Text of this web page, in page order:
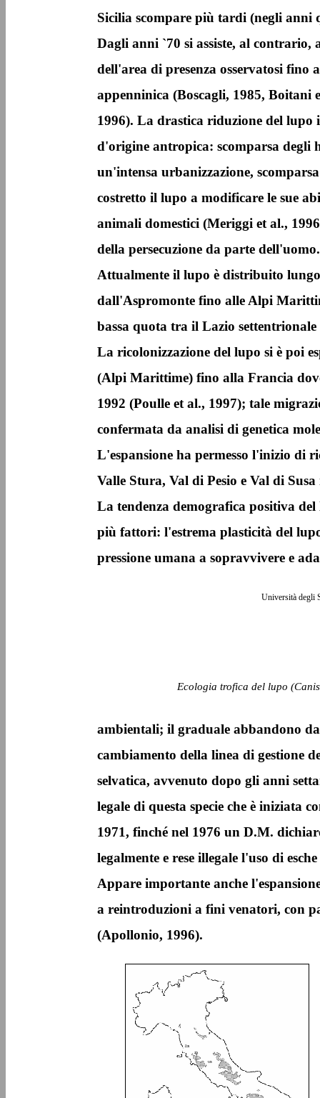
Università degli
Sicilia scompare più tardi (negli anni
Dagli anni `70 si assiste, al contrario,
dell'area di presenza osservatosi
appenninica (Boscagli, 1985, Boitani
1996). La drastica riduzione del lupo
d'origine antropica: scomparsa
un'intensa urbanizzazione,
costretto il lupo a modificare le sue
animali domestici (Meriggi et al.,
della persecuzione da parte dell'uomo.
Attualmente il lupo è distribuito
dall'Aspromonte fino alle Alpi
bassa quota tra il Lazio
La ricolonizzazione del lupo si è poi
(Alpi Marittime) fino alla Francia
1992 (Poulle et al., 1997); tale
confermata da analisi di genetica
L'espansione ha permesso l'inizio di
Valle Stura, Val di Pesio e Val di
La tendenza demografica positiva
più fattori: l'estrema plasticità del
pressione umana a sopravvivere e
Ecologia trofica del lupo
ambientali; il graduale abbandono
cambiamento della linea di gestione
selvatica, avvenuto dopo gli anni
legale di questa specie che è iniziata
1971, finché nel 1976 un D.M.
legalmente e rese illegale l'uso di
Appare importante anche
a reintroduzioni a fini venatori, con
(Apollonio, 1996).